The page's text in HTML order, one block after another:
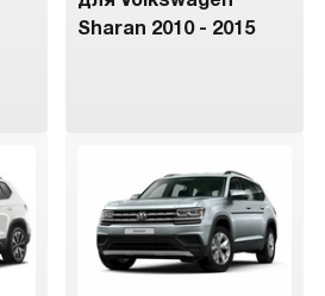
Sharan 2010 - 2015